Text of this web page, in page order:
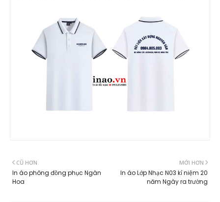
MỚI HƠN
In áo Lớp Nhạc N03 kỉ niệm 20
năm Ngày ra trường
CŨ HƠN
In áo phông đồng phục Ngàn
Hoa